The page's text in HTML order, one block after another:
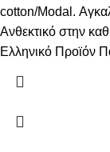
cotton/Modal.
Ανθεκτικό στην
Ελληνικό Προϊόν